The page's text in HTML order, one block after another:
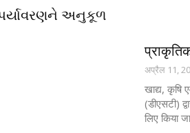
અનુકૂળ
अप्रैल 11,
खाद्य, कृषि
(डीएसटी)
लिए किया